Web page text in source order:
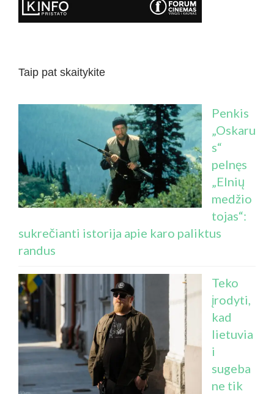
Taip pat skaitykite
Penkis
„Oskaru
s“
pelnęs
„Elnių
medžio
tojas“:
sukrečianti istorija apie karo paliktus
randus
Teko
įrodyti,
kad
lietuvia
i
sugeba
ne tik